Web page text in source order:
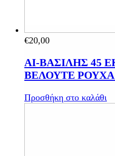
€20,00
ΑΙ-ΒΑΣΙΛΗΣ 45
ΒΕΛΟΥΤΕ ΡΟΥΧΑ
Προσθήκη στο καλάθι